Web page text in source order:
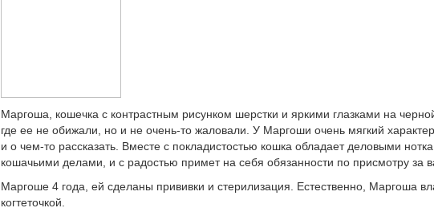
Маргоша, кошечка с контрастным рисунком шерстки и яркими глазками на
где ее не обижали, но и не очень-то жаловали. У Маргоши очень мягкий
и о чем-то рассказать. Вместе с покладистостью кошка обладает деловыми
кошачьими делами, и с радостью примет на себя обязанности по присмотру за
Маргоше 4 года, ей сделаны прививки и стерилизация. Естественно, Маргоша
когтеточкой.